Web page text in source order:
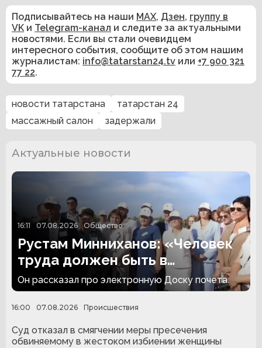
Подписывайтесь на наши MAX, Дзен, группу в
VK и Telegram-канал и следите за актуальными
новостями. Если вы стали очевидцем
интересного события, сообщите об этом нашим
журналистам: info@tatarstan24.tv или +7 900 321
77 22.
новости татарстана
татарстан 24
массажный салон
задержали
Актуальные новости
16:11 07.08.2026 Общество
Рустам Минниханов: «Человек
труда должен быть в
авторитете»
Он рассказал про электронную Доску почета.
16:00 07.08.2026 Происшествия
Суд отказал в смягчении меры пресечения
обвиняемому в жестоком избиении женщины